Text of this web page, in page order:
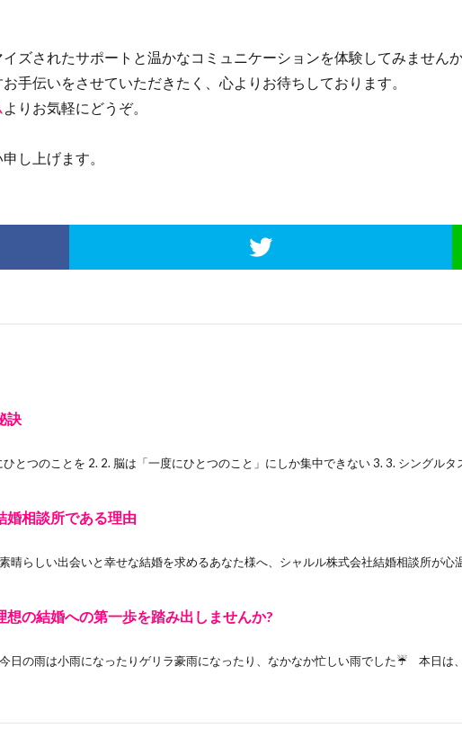
ズされたサポートと温かなコミュニケーションを体験してみません
手伝いをさせていただきたく、心よりお待ちしております。
よりお気軽にどうぞ。
し上げます。
訣
とつのことを 2. 2. 脳は「一度にひとつのこと」にしか集中できない 3. 3. シングルタ
婚相談所である理由
らしい出会いと幸せな結婚を求めるあなた様へ、シャルル株式会社結婚相談所が心
の結婚への第一歩を踏み出しませんか?
の雨は小雨になったりゲリラ豪雨になったり、なかなか忙しい雨でした☔ 本日は